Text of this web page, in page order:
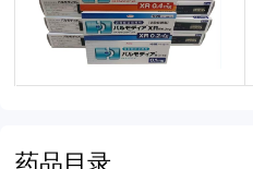
药品目录